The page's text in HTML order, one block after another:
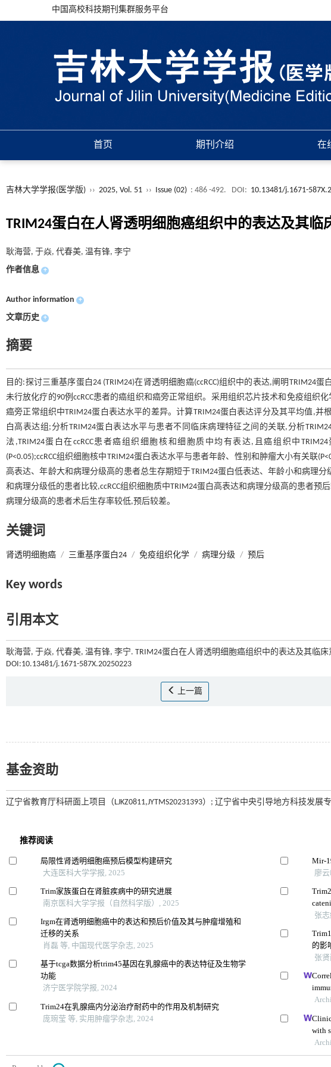
中国高校科技期刊集群服务平台
首页 期刊介绍 在
吉林大学学报(医学版) ›› 2025, Vol. 51 ›› Issue (02) : 486 -492. DOI: 10.13481/j.1671-
TRIM24蛋白在人肾透明细胞癌组织中的表达及其临
耿海营, 于焱, 代春美, 温有锋, 李宁
作者信息 +
Author information +
文章历史 +
摘要
目的:探讨三重基序蛋白24 (TRIM24)在肾透明细胞癌(ccRCC)组织中的表达,阐明TRIM24
未行放化疗的90例ccRCC患者的癌组织和癌旁正常组织。采用组织芯片技术和免疫组织化
癌旁正常组织中TRIM24蛋白表达水平的差异。计算TRIM24蛋白表达评分及其平均值,并
白高表达组;分析TRIM24蛋白表达水平与患者不同临床病理特征之间的关联,分析
法,TRIM24蛋白在ccRCC患者癌组织细胞核和细胞质中均有表达,且癌组织中
(P<0.05);ccRCC组织细胞核中TRIM24蛋白表达水平与患者年龄、性别和肿瘤大小有关联
高表达、年龄大和病理分级高的患者总生存期短于TRIM24蛋白低表达、年龄小和病理分
和病理分级低的患者比较,ccRCC组织细胞质中TRIM24蛋白高表达和病理分级高的患者预
病理分级高的患者术后生存率较低,预后较差。
关键词
肾透明细胞癌 / 三重基序蛋白24 / 免疫组织化学 / 病理分级 / 预后
Key words
引用本文
耿海营, 于焱, 代春美, 温有锋, 李宁. TRIM24蛋白在人肾透明细胞癌组织中的表达及其临床
DOI:10.13481/j.1671-587X.20250223
上一篇
基金资助
辽宁省教育厅科研面上项目（LJKZ0811,JYTMS20231393）; 辽宁省中央引导地方科技发展专